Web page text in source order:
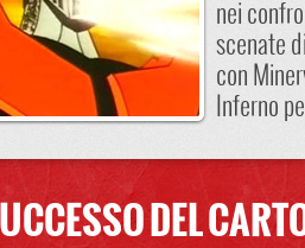
nei
scenate
con
Inferno
DEL